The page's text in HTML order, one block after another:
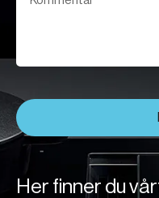
Her finner du